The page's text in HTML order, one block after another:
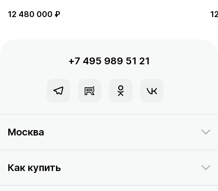
12 480 000 ₽
+7 495 989 51 21
Москва
Как купить